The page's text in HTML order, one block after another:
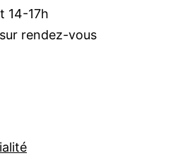
14-17h
rendez-vous